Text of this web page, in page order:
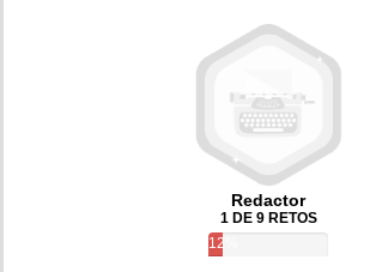
Redactor
1 DE 9 RETOS
12%